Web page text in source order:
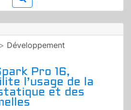
> Développement
Pro 16,
l’usage de la
et des